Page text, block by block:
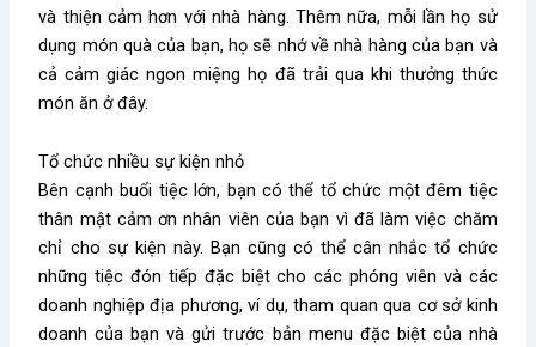
và thiện cảm hơn với nhà hàng. Thêm nữa, mỗi lần họ sử
dụng món quà của bạn, họ sẽ nhớ về nhà hàng của bạn và
cả cảm giác ngon miệng họ đã trải qua khi thưởng thức
món ăn ở đây.
Tổ chức nhiều sự kiện nhỏ
Bên cạnh buổi tiệc lớn, bạn có thể tổ chức một đêm tiệc
thân mật cảm ơn nhân viên của bạn vì đã làm việc chăm
chỉ cho sự kiện này. Bạn cũng có thể cân nhắc tổ chức
những tiệc đón tiếp đặc biệt cho các phóng viên và các
doanh nghiệp địa phương, ví dụ, tham quan qua cơ sở kinh
doanh của bạn và gửi trước bản menu đặc biệt của nhà